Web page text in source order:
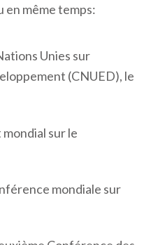
en même temps:
Unies sur
(CNUED), le
sur le
mondiale sur